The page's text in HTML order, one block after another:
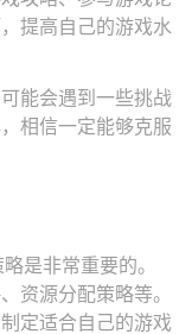
提高自己的游戏水
能会遇到一些挑战
相信一定能够克服
是非常重要的。
资源分配策略等。
定适合自己的游戏